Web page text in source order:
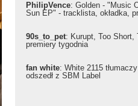
PhilipVence: Golden - "Music
Sun EP" - tracklista, okładka,
90s_to_pet: Kurupt, Too Short,
premiery tygodnia
fan white: White 2115
odszedł z SBM Label